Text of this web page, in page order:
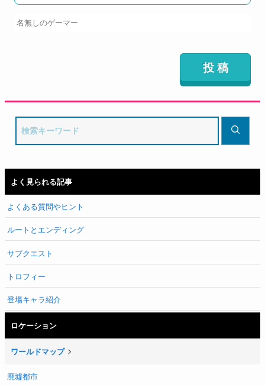
よく見られる記事
よくある質問やヒント
ルートとエンディング
サブクエスト
トロフィー
登場キャラ紹介
ロケーション
ワールドマップ
廃墟都市